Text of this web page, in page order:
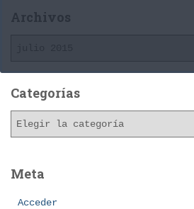
Archivos
c
h
o
Categorías
g
Meta
Acceder